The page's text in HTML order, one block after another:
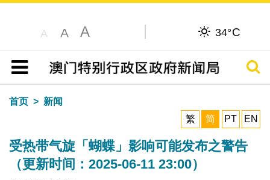
A A A 34°C
目录
搜寻
首页
新闻
繁
简 PT EN
受热带气旋「蝴蝶」影响可能发布之警告
（更新时间：2025-06-11 23:00）